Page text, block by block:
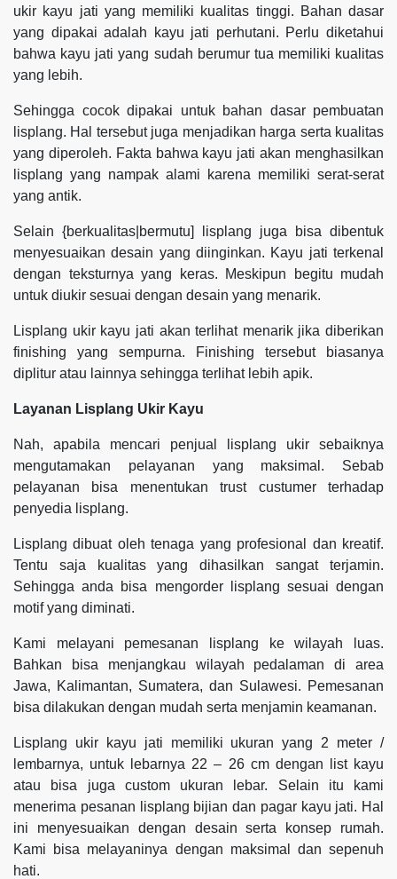
ukir kayu jati yang memiliki kualitas tinggi. Bahan dasar
yang dipakai adalah kayu jati perhutani. Perlu diketahui
bahwa kayu jati yang sudah berumur tua memiliki kualitas
yang lebih.
Sehingga cocok dipakai untuk bahan dasar pembuatan
lisplang. Hal tersebut juga menjadikan harga serta kualitas
yang diperoleh. Fakta bahwa kayu jati akan menghasilkan
lisplang yang nampak alami karena memiliki serat-serat
yang antik.
Selain {berkualitas|bermutu] lisplang juga bisa dibentuk
menyesuaikan desain yang diinginkan. Kayu jati terkenal
dengan teksturnya yang keras. Meskipun begitu mudah
untuk diukir sesuai dengan desain yang menarik.
Lisplang ukir kayu jati akan terlihat menarik jika diberikan
finishing yang sempurna. Finishing tersebut biasanya
diplitur atau lainnya sehingga terlihat lebih apik.
Layanan Lisplang Ukir Kayu
Nah, apabila mencari penjual lisplang ukir sebaiknya
mengutamakan pelayanan yang maksimal. Sebab
pelayanan bisa menentukan trust custumer terhadap
penyedia lisplang.
Lisplang dibuat oleh tenaga yang profesional dan kreatif.
Tentu saja kualitas yang dihasilkan sangat terjamin.
Sehingga anda bisa mengorder lisplang sesuai dengan
motif yang diminati.
Kami melayani pemesanan lisplang ke wilayah luas.
Bahkan bisa menjangkau wilayah pedalaman di area
Jawa, Kalimantan, Sumatera, dan Sulawesi. Pemesanan
bisa dilakukan dengan mudah serta menjamin keamanan.
Lisplang ukir kayu jati memiliki ukuran yang 2 meter /
lembarnya, untuk lebarnya 22 – 26 cm dengan list kayu
atau bisa juga custom ukuran lebar. Selain itu kami
menerima pesanan lisplang bijian dan pagar kayu jati. Hal
ini menyesuaikan dengan desain serta konsep rumah.
Kami bisa melayaninya dengan maksimal dan sepenuh
hati.